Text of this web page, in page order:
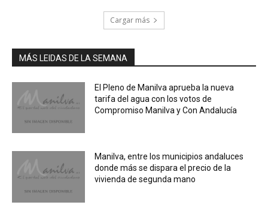
Cargar más
MÁS LEIDAS DE LA SEMANA
El Pleno de Manilva aprueba la nueva
tarifa del agua con los votos de
Compromiso Manilva y Con Andalucía
Manilva, entre los municipios andaluces
donde más se dispara el precio de la
vivienda de segunda mano